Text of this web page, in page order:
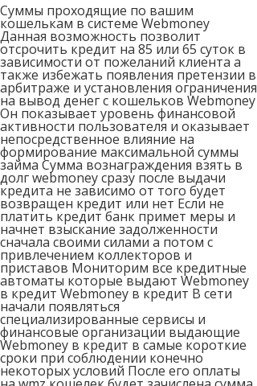
Суммы проходящие по вашим
кошелькам в системе Webmoney
Данная возможность позволит
отсрочить кредит на 85 или 65 суток в
зависимости от пожеланий клиента а
также избежать появления претензии в
арбитраже и установления ограничения
на вывод денег с кошельков Webmoney
Он показывает уровень финансовой
активности пользователя и оказывает
непосредственное влияние на
формирование максимальной суммы
займа Сумма вознаграждения взять в
долг webmoney сразу после выдачи
кредита не зависимо от того будет
возвращен кредит или нет Если не
платить кредит банк примет меры и
начнет взыскание задолженности
сначала своими силами а потом с
привлечением коллекторов и
приставов Мониторим все кредитные
автоматы которые выдают Webmoney
в кредит Webmoney в кредит В сети
начали появляться
специализированные сервисы и
финансовые организации выдающие
Webmoney в кредит в самые короткие
сроки при соблюдении конечно
некоторых условий После его оплаты